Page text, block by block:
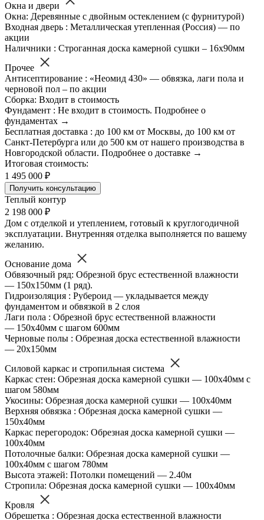
Окна и двери
Окна: Деревянные с двойным остеклением (с фурнитурой)
Входная дверь : Металлическая утепленная (Россия) — по
акции
Наличники : Строганная доска камерной сушки – 16х90мм
Прочее
Антисептирование : «Неомид 430» — обвязка, лаги пола и
черновой пол – по акции
Сборка: Входит в стоимость
Фундамент : Не входит в стоимость. Подробнее о
фундаментах →
Бесплатная доставка : до 100 км от Москвы, до 100 км от
Санкт-Петербурга или до 500 км от нашего производства в
Новгородской области. Подробнее о доставке →
Итоговая стоимость:
1 495 000 ₽
Получить консультацию
Теплый контур
2 198 000 ₽
Дом с отделкой и утеплением, готовый к круглогодичной
эксплуатации. Внутренняя отделка выполняется по вашему
желанию.
Основание дома
Обвязочный ряд: Обрезной брус естественной влажности
— 150х150мм (1 ряд).
Гидроизоляция : Рубероид — укладывается между
фундаментом и обвязкой в 2 слоя
Лаги пола : Обрезной брус естественной влажности
— 150х40мм с шагом 600мм
Черновые полы : Обрезная доска естественной влажности
— 20х150мм
Силовой каркас и стропильная система
Каркас стен: Обрезная доска камерной сушки — 100х40мм с
шагом 580мм
Укосины: Обрезная доска камерной сушки — 100х40мм
Верхняя обвязка : Обрезная доска камерной сушки —
150х40мм
Каркас перегородок: Обрезная доска камерной сушки —
100х40мм
Потолочные балки: Обрезная доска камерной сушки —
100х40мм с шагом 780мм
Высота этажей: Потолки помещений — 2.40м
Стропила: Обрезная доска камерной сушки — 100х40мм
Кровля
Обрешетка : Обрезная доска естественной влажности